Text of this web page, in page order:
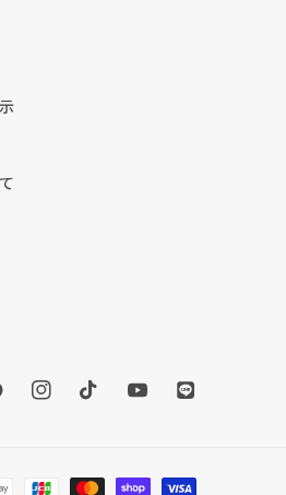
InstagramTikTokYouTubeTranslation